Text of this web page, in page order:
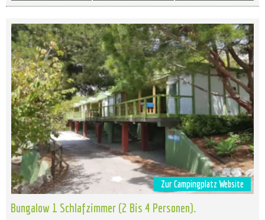
Zur Campingplatz Website
Bungalow 1 Schlafzimmer (2 Bis 4 Personen).